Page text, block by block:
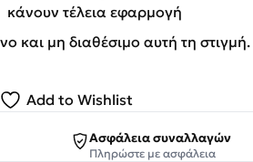
κάνουν τέλεια εφαρμογή
και μη διαθέσιμο αυτή τη στιγμή.
Add to Wishlist
Ασφάλεια συναλλαγών
Πληρώστε με ασφάλεια